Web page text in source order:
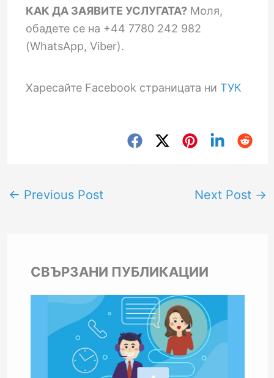
КАК ДА ЗАЯВИТЕ УСЛУГАТА?Моля,
обадете се на +44 7780 242 982
(WhatsApp, Viber).
Харесайте Facebook страницата ни ТУК
← Previous Post Next Post →
СВЪРЗАНИ ПУБЛИКАЦИИ